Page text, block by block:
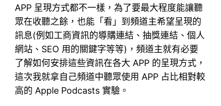
APP 呈現方式都不一樣，為了要最大程度能讓聽
眾在收聽之餘，也能「看」到頻道主希望呈現的
訊息(例如工商資訊的導購連結、抽獎連結、個人
網站、SEO 用的關鍵字等等)，頻道主就有必要
了解如何安排這些資訊在各大 APP 的呈現方式，
這次我就拿自己頻道中聽眾使用 APP 占比相對較
高的 Apple Podcasts 實驗。